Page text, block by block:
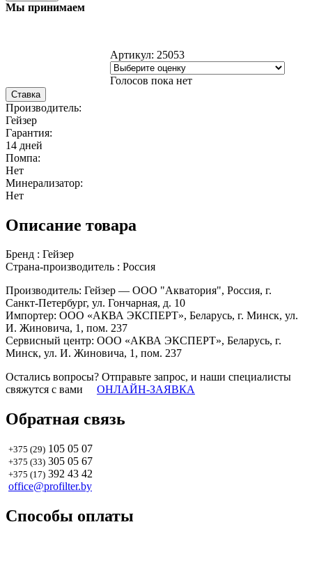
Мы принимаем
Артикул: 25053
Голосов пока нет
Ставка
Производитель:
Гейзер
Гарантия:
14 дней
Помпа:
Нет
Минерализатор:
Нет
Описание товара
Бренд : Гейзер
Страна-производитель : Россия
Производитель: Гейзер — ООО "Акватория", Россия, г.
Санкт-Петербург, ул. Гончарная, д. 10
Импортер: ООО «АКВА ЭКСПЕРТ», Беларусь, г. Минск, ул.
И. Жиновича, 1, пом. 237
Сервисный центр: ООО «АКВА ЭКСПЕРТ», Беларусь, г.
Минск, ул. И. Жиновича, 1, пом. 237
Остались вопросы? Отправьте запрос, и наши специалисты
свяжутся с вами ОНЛАЙН-ЗАЯВКА
Обратная связь
+375 (29) 105 05 07
+375 (33) 305 05 67
+375 (17) 392 43 42
office@profilter.by
Способы оплаты